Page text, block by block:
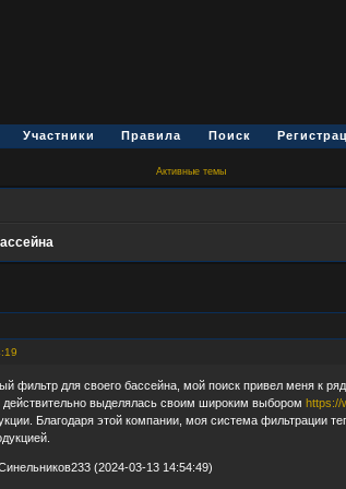
Участники Правила Поиск
Активные темы
фильтр для своего бассейна, мой поиск привел меня к
действительно выделялась своим широким выборомhttps://
Благодаря этой компании, моя система фильтрации
(2024-03-13 14:54:49)